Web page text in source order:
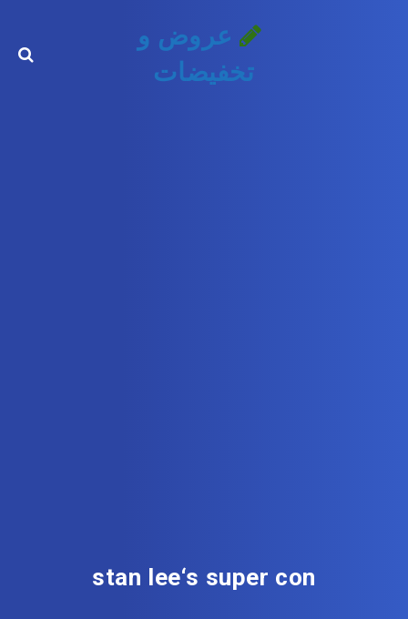
عروض و
تخفيضات
stan lee‘s super con